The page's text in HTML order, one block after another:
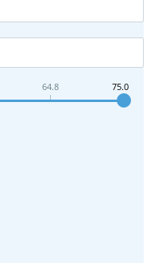
64.8 75.0